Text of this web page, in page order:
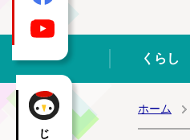
Facebook
YouTube くらし
ホーム